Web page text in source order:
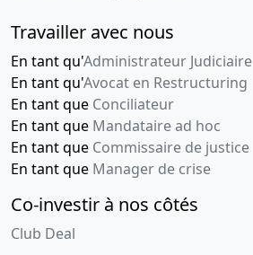
Travailler avec nous
En tant qu'Administrateur Judiciaire
En tant qu'Avocat en Restructuring
En tant que Conciliateur
En tant que Mandataire ad hoc
En tant que Commissaire de justice
En tant que Manager de crise
Co-investir à nos côtés
Club Deal